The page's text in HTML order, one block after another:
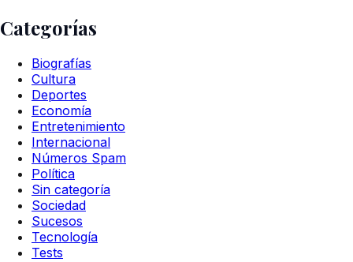
Categorías
Biografías
Cultura
Deportes
Economía
Entretenimiento
Internacional
Números Spam
Política
Sin categoría
Sociedad
Sucesos
Tecnología
Tests